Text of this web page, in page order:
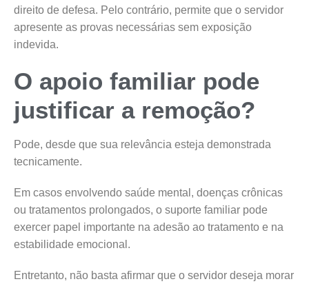
direito de defesa. Pelo contrário, permite que o servidor
apresente as provas necessárias sem exposição
indevida.
O apoio familiar pode
justificar a remoção?
Pode, desde que sua relevância esteja demonstrada
tecnicamente.
Em casos envolvendo saúde mental, doenças crônicas
ou tratamentos prolongados, o suporte familiar pode
exercer papel importante na adesão ao tratamento e na
estabilidade emocional.
Entretanto, não basta afirmar que o servidor deseja morar